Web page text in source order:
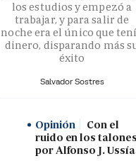
los estudios y empezó a
trabajar, y para salir de
noche era el único que
dinero, disparando más
éxito
Salvador Sostres
Opinión
Con el
ruido en los
por Alfonso J. Ussía